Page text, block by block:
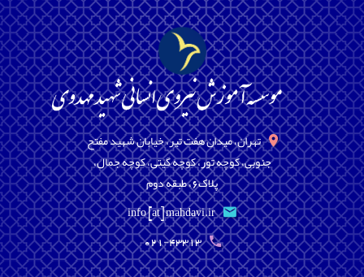
تهران، میدان هفت تیر، خیابان شهید مفتح
جنوبی، کوچه تور، کوچه گیتی، کوچه جمال،
پلاک6، طبقه دوم
info [at] mahdavi.ir
021-43313